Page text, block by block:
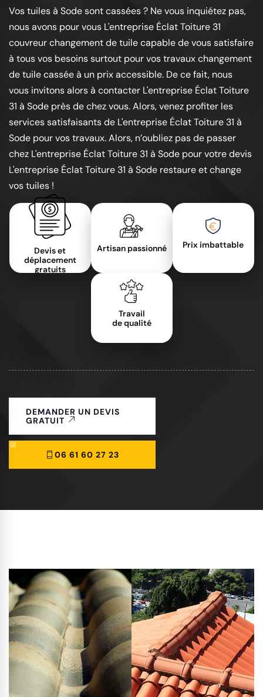
Vos tuiles à Sode sont cassées ? Ne vous inquiétez pas,
nous avons pour vous L'entreprise Éclat Toiture 31
couvreur changement de tuile capable de vous satisfaire
à tous vos besoins surtout pour vos travaux changement
de tuile cassée à un prix accessible. De ce fait, nous
vous invitons alors à contacter L'entreprise Éclat Toiture
31 à Sode près de chez vous. Alors, venez profiter les
services satisfaisants de L'entreprise Éclat Toiture 31 à
Sode pour vos travaux. Alors, n’oubliez pas de passer
chez L'entreprise Éclat Toiture 31 à Sode pour votre devis
L'entreprise Éclat Toiture 31 à Sode restaure et change
vos tuiles !
Devis et
déplacement
gratuits
Artisan passionné Prix imbattable
Travail
de qualité
DEMANDER UN DEVIS
GRATUIT
06 61 60 27 23